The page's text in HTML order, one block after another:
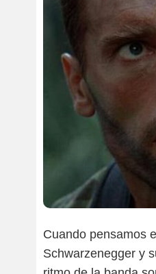
Cuando pensamos
Schwarzenegger y